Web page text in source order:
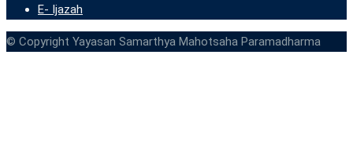
E- Ijazah
© Copyright Yayasan Samarthya Mahotsaha Paramadharma